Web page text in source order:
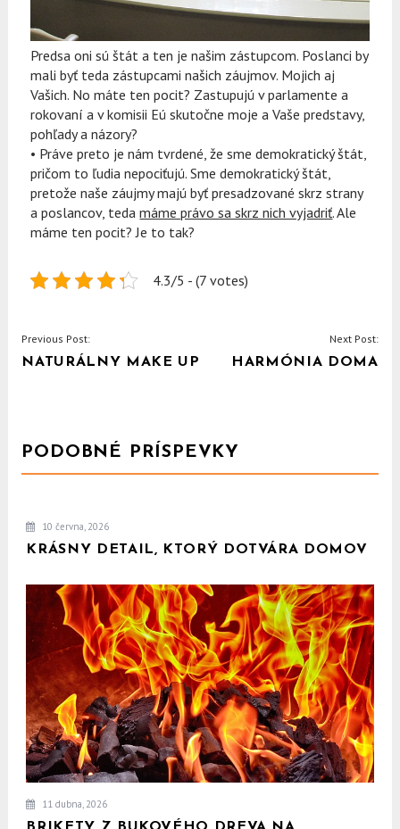
Predsa oni sú štát a ten je našim zástupcom. Poslanci by
mali byť teda zástupcami našich záujmov. Mojich aj
Vašich. No máte ten pocit? Zastupujú v parlamente a
rokovaní a v komisii Eú skutočne moje a Vaše predstavy,
pohľady a názory?
• Práve preto je nám tvrdené, že sme demokratický štát,
pričom to ľudia nepociťujú. Sme demokratický štát,
pretože naše záujmy majú byť presadzované skrz strany
a poslancov, tedamáme právo sa skrz nich vyjadriť. Ale
máme ten pocit? Je to tak?
4.3/5 - (7 votes)
NAVIGACE
PRO
Previous Post:
NATURÁLNY MAKE UP
Next Post:
HARMÓNIA DOMA
PODOBNÉ PRÍSPEVKY
10 června, 2026
KRÁSNY DETAIL, KTORÝ DOTVÁRA DOMOV
11 dubna, 2026